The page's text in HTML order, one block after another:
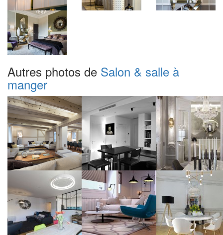
Autres photos de Salon & salle à
manger